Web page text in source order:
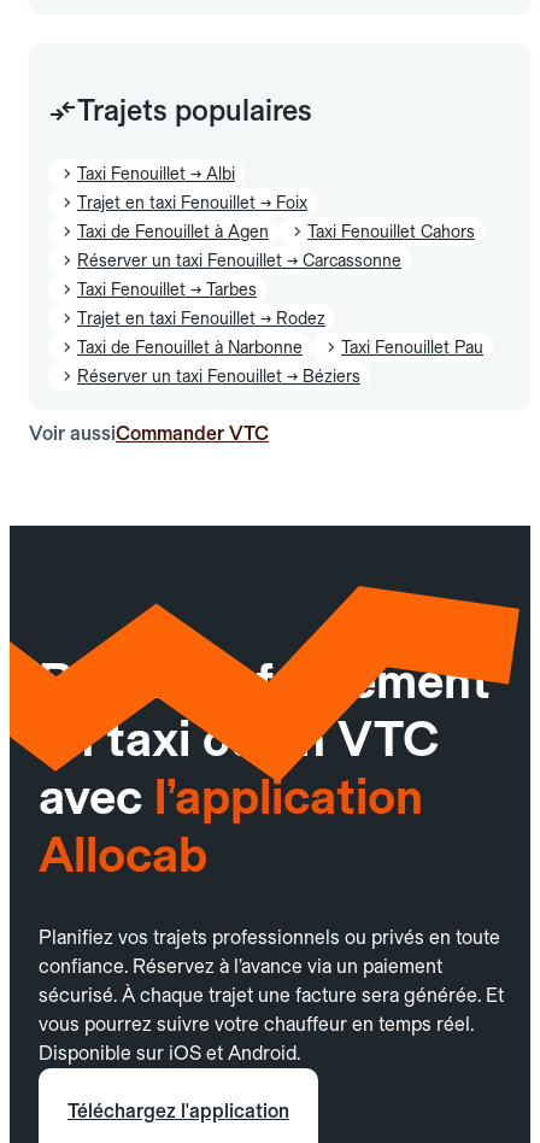
Trajets populaires
Taxi Fenouillet → Albi
Trajet en taxi Fenouillet → Foix
Taxi de Fenouillet à Agen
Taxi Fenouillet Cahors
Réserver un taxi Fenouillet → Carcassonne
Taxi Fenouillet → Tarbes
Trajet en taxi Fenouillet → Rodez
Taxi de Fenouillet à Narbonne
Taxi Fenouillet Pau
Réserver un taxi Fenouillet → Béziers
Voir aussiCommander VTC
Réservez facilement
un taxi ou un VTC
avec l’application
Allocab
Planifiez vos trajets professionnels ou privés en toute
confiance. Réservez à l’avance via un paiement
sécurisé. À chaque trajet une facture sera générée. Et
vous pourrez suivre votre chauffeur en temps réel.
Disponible sur iOS et Android.
Téléchargez l'application